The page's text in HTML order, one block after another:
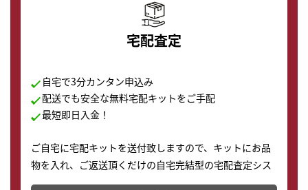
宅配査定
自宅で3分カンタン申込み
配送でも安全な無料宅配キットをご手配
最短即日入金！
ご自宅に宅配キットを送付致しますので、キットにお品
物を入れ、ご返送頂くだけの自宅完結型の宅配査定シス
テムです。